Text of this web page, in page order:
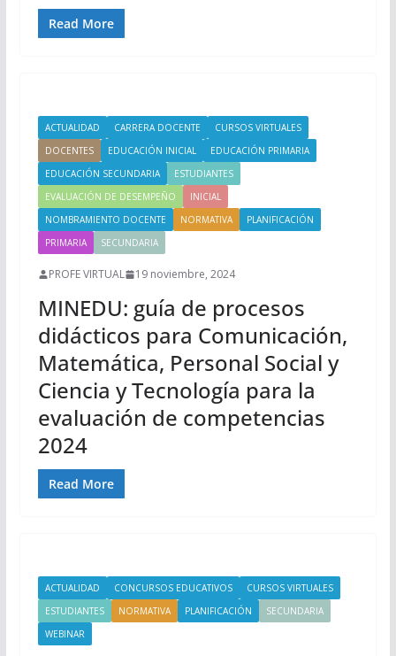
Read More
ACTUALIDAD CARRERA DOCENTE
CURSOS VIRTUALES
DOCENTES
EDUCACIÓN INICIAL
EDUCACIÓN PRIMARIA
EDUCACIÓN SECUNDARIA
ESTUDIANTES
EVALUACIÓN DE DESEMPEÑO
INICIAL
NOMBRAMIENTO DOCENTE
NORMATIVA
PLANIFICACIÓN
PRIMARIA
SECUNDARIA
PROFE VIRTUAL 19 noviembre, 2024
MINEDU: guía de procesos
didácticos para Comunicación,
Matemática, Personal Social y
Ciencia y Tecnología para la
evaluación de competencias
2024
Read More
ACTUALIDAD CONCURSOS EDUCATIVOS
CURSOS VIRTUALES
ESTUDIANTES
NORMATIVA PLANIFICACIÓN
SECUNDARIA
WEBINAR